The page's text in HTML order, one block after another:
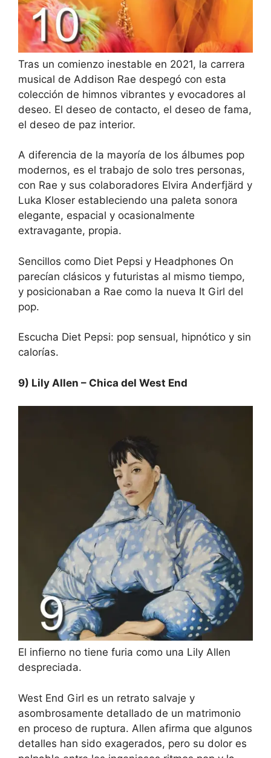
Tras un comienzo inestable en 2021, la carrera
musical de Addison Rae despegó con esta
colección de himnos vibrantes y evocadores al
deseo. El deseo de contacto, el deseo de fama,
el deseo de paz interior.
A diferencia de la mayoría de los álbumes pop
modernos, es el trabajo de solo tres personas,
con Rae y sus colaboradores Elvira Anderfjärd y
Luka Kloser estableciendo una paleta sonora
elegante, espacial y ocasionalmente
extravagante, propia.
Sencillos como Diet Pepsi y Headphones On
parecían clásicos y futuristas al mismo tiempo,
y posicionaban a Rae como la nueva It Girl del
pop.
Escucha Diet Pepsi: pop sensual, hipnótico y sin
calorías.
9) Lily Allen – Chica del West End
El infierno no tiene furia como una Lily Allen
despreciada.
West End Girl es un retrato salvaje y
asombrosamente detallado de un matrimonio
en proceso de ruptura. Allen afirma que algunos
detalles han sido exagerados, pero su dolor es